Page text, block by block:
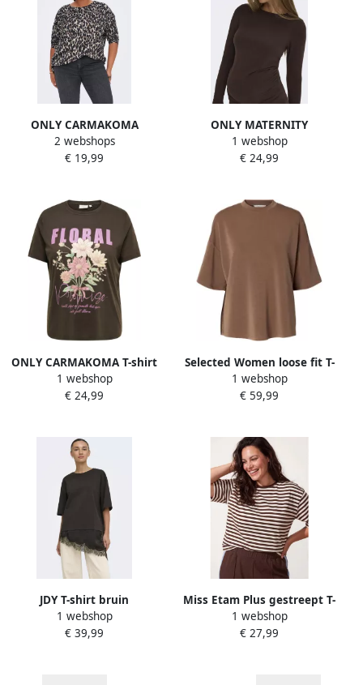
ONLY CARMAKOMA
geweven top CARALBA met
panterprint grijs taupe
2 webshops
€ 19,99
ONLY MATERNITY
zwangerschaps longsleeve
donkerbruin
1 webshop
€ 24,99
ONLY CARMAKOMA T-shirt
met print Plus Size
donkerbruin
1 webshop
€ 24,99
Selected Women loose fit T-
shirt bruin
1 webshop
€ 59,99
JDY T-shirt bruin
1 webshop
€ 39,99
Miss Etam Plus gestreept T-
shirt bruin
1 webshop
€ 27,99